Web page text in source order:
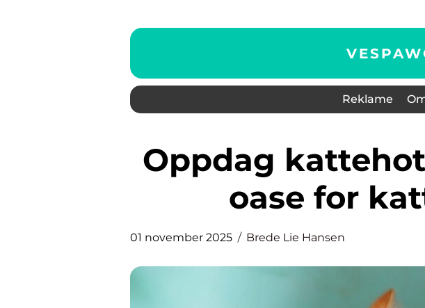
Reklame
Oppdag kattehotell: En trygg
oase for
01 november 2025 Brede Lie Hansen